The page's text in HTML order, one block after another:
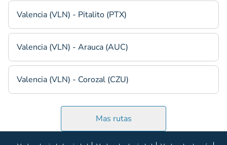
Valencia (VLN) - Pitalito (PTX)
Valencia (VLN) - Arauca (AUC)
Valencia (VLN) - Corozal (CZU)
Mas rutas